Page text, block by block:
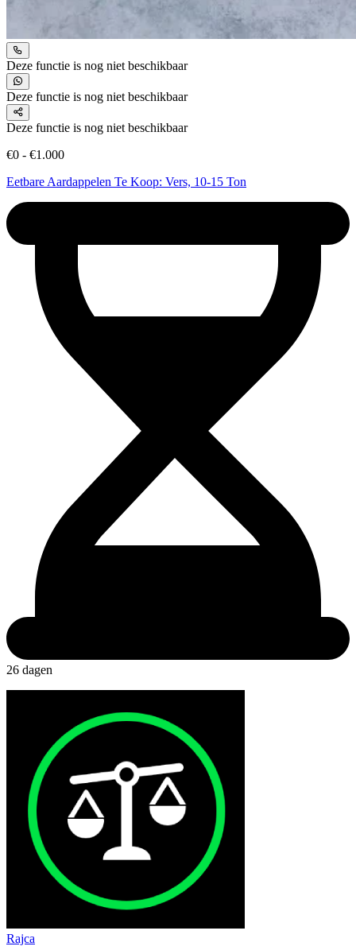
Deze functie is nog niet beschikbaar
Deze functie is nog niet beschikbaar
Deze functie is nog niet beschikbaar
€0 - €1.000
Eetbare Aardappelen Te Koop: Vers, 10-15 Ton
26 dagen
Rajca